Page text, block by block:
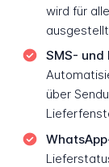
wird für
ausgestellt
SMS-
über